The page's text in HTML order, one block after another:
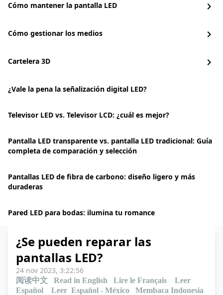
Cómo mantener la pantalla LED chevron_right
Cómo gestionar los medios chevron_right
Cartelera 3D chevron_right
¿Vale la pena la señalización digital LED?
Televisor LED vs. Televisor LCD: ¿cuál es mejor?
Pantalla LED transparente vs. pantalla LED tradicional: Guía
completa de comparación y selección
Pantallas LED de fibra de carbono: diseño ligero y más
duraderas
Pared LED para bodas: ilumina tu romance
¿Se pueden reparar las
pantallas LED?
24 nov 2023, 3:22:56
阅读中文 Read in English Lire le Français
Leer
Español
Leer Español - México
Membaca Indonesia